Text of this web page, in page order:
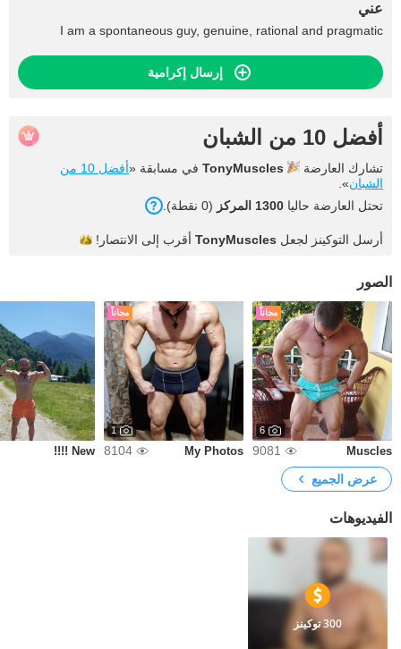
عني
I am a spontaneous guy, genuine, rational and pragmatic
إرسال إكرامية
أفضل 10 من الشبان
تشارك العارضة TonyMuscles في مسابقة «
أفضل 10 من
الشبان».
تحتل العارضة حاليا 1300 المركز (0 نقطة).
أرسل التوكينز لجعل TonyMuscles أقرب إلى الانتصار!
الصور
مجاناً
6
Muscles
9081
مجاناً
1
My Photos
8104
New !!!!
عرض الجميع
الفيديوهات
300 توكينز